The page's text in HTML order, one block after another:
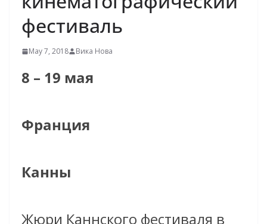
фестиваль
May 7, 2018 Вика Нова
8 – 19 мая
Франция
Канны
Жюри Каннского фестиваля в